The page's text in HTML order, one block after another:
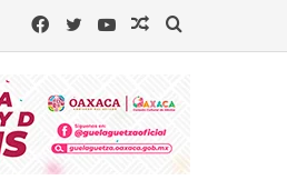
Buscar
Artículo
YouTube
Twitter
Facebook